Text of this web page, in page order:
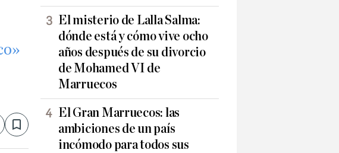
Save
El misterio de Lalla Salma:
dónde está y cómo vive ocho
años después de su divorcio
de Mohamed VI de
Marruecos
El Gran Marruecos: las
ambiciones de un país
incómodo para todos sus